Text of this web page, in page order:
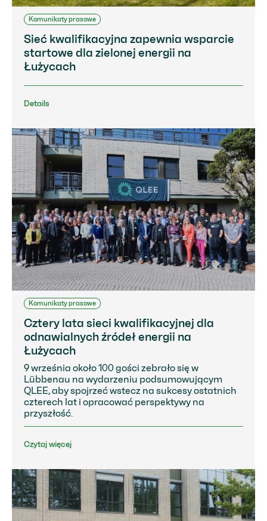
Komunikaty prasowe
Sieć kwalifikacyjna zapewnia wsparcie
startowe dla zielonej energii na
Łużycach
Details
Komunikaty prasowe
Cztery lata sieci kwalifikacyjnej dla
odnawialnych źródeł energii na
Łużycach
9 września około 100 gości zebrało się w
Lübbenau na wydarzeniu podsumowującym
QLEE, aby spojrzeć wstecz na sukcesy ostatnich
czterech lat i opracować perspektywy na
przyszłość.
Czytaj więcej